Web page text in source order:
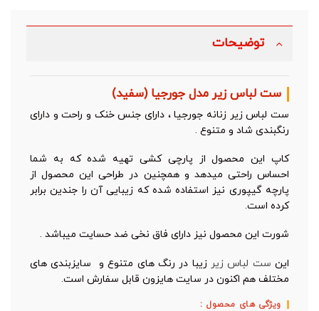
توضیحات
ست لباس زیر مدل جورجیا (سفید)
ست لباس زیر زنانه جورجیا ، دارای جنس خنک و راحت و دارای
رنگبندی شاد و متنوع .
کاپ این محصول از پارچی کشی تهیه شده که به شما
احساس راحتی میدهد و همچنین در طراحی این محصول از
پارچه گیپوری نیز استفاده شده که زیبایی آن را جندین برابر
کرده است.
شورت این محصول نیز دارای فاق نخی ضد حسایت میباشد .
این ست لباس زیر زیبا در رنگ های متنوع و سایزبندی های
مختلف هم اکنون در سایت هایزون قابل سفارش است.
ویژگی های محصول :